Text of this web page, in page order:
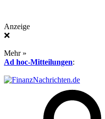
Anzeige
❌
Mehr »
Ad hoc-Mitteilungen: